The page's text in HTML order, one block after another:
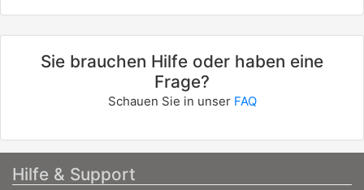
8566ATO
FORD
KUGA I
2.0 TDCi 4x4
120 / 163
FORD
Sie brauchen Hilfe oder haben eine
Frage?
Schauen Sie in unser FAQ
Hilfe & Support